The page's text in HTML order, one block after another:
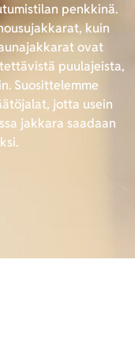
penkkinä.
kuin
ovat
puulajeista,
Suosittelemme
jotta usein
jakkara saadaan